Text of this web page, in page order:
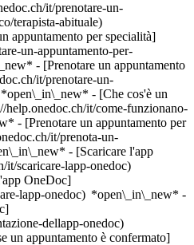
it/prenotare-un-
terapista-abituale)
appuntamento per specialità]
un-appuntamento-per-
- [Prenotare un appuntamento
it/prenotare-un-
- [Che cos'è un
it/come-funzionano-
- [Prenotare un appuntamento per
it/prenota-un-
- [Scaricare l'app
it/scaricare-lapp-onedoc)
OneDoc]
lapp-onedoc) *open\_in\_new* -
dellapp-onedoc)
traditionnelle-chinoise) Route de Taillepied 5 1095 Lutry ![Icona paziente con segno più che indica che il professionista accetta nuovi pazienti](https://www.onedoc.ch/assets/images/icons/new-patients.svg)Accetta nuovi pazienti [Prenota un appuntamento](https://www.onedoc.ch/it/fisioterapista/lutry/pc4ir/julian-comune) Competenze:[Riabilitazione muscolo-scheletrica](https://www.onedoc.ch/it/riabilitazione-muscolo-scheletrica/lutry), [Terapia manuale](https://www.onedoc.ch/it/terapia-manuale/lutry), [Monitoraggio dello sportivo](https://www.onedoc.ch/it/monitoraggio-dello-sportivo/lutry), [Recupero sportivo fisioterapico](https://www.onedoc.ch/it/recupero-sportivo-fisioterapico/lutry), [Analisi della corsa](https://www.onedoc.ch/it/analisi-della-corsa/lutry)Vedi di più *chevron\_left* mar 04 ago *chevron\_right* Vedi più appuntamenti *error\_outline* Si è verificato un errore durante il caricamento della disponibilità [Riprova](https://www.onedoc.ch) Competenze:[Riabilitazione muscolo-scheletrica](https://www.onedoc.ch/it/riabilitazione-muscolo-scheletrica/lutry), [Terapia manuale](https://www.onedoc.ch/it/terapia-manuale/lutry), [Monitoraggio dello sportivo](https://www.onedoc.ch/it/monitoraggio-dello-sportivo/lutry), [Recupero sportivo fisioterapico](https://www.onedoc.ch/it/recupero-sportivo-fisioterapico/lutry), [Analisi della corsa](https://www.onedoc.ch/it/analisi-della-corsa/lutry)Vedi di più [![Sig. Philip Vertesi, agopuntore a Lutry](https://assets.onedoc.ch/images/users/5352a4002197e3f2b84d4f7b609de5a19be31d5aae5f4d21193446bea038a3bf-small.jpg "Sig. Philip Vertesi, agopuntore a Lutry")](https://www.onedoc.ch/it/agopuntore/lutry/pcmxn/philip-vertesi) ### [Sig. Philip Vertesi](https://www.onedoc.ch/it/agopuntore/lutry/pcmxn/philip-vertesi) ![Badge che indica un profilo verificato](https://www.onedoc.ch/assets/images/icons/checkmark.svg) [Agopuntore](https://www.onedoc.ch/it/agopuntore/lutry), Fisioterapista [Shen Acupuncture/ Physiothérapie et Médecine Traditionnelle Chinoise](https://www.onedoc.ch/it/studio-medico-associato/lutry/e75t/shen-acupuncture-physiotherapie-et-medecine-traditionnelle-chinoise) Route de Taillepied 5 1095 Lutry ![Sig. Philip Vertesi è affiliato alla rete ASCA](https://assets.onedoc.ch/images/networks/logos/496d325fd4282f2f0a46197dd629fd16fcd2d324839e441a2a65aaa74df08a15-small.png)![Sig. Philip Vertesi è affiliato alla rete RME](https://assets.onedoc.ch/images/networks/logos/a202aabd14cdddb5ff03205af2481fb805645ff903773c55a6c572d22f23762e-small.png) ![Icona paziente con segno più che indica che il professionista accetta nuovi pazienti](https://www.onedoc.ch/assets/images/icons/new-patients.svg)Accetta nuovi pazienti [Prenota un appuntamento](https://www.onedoc.ch/it/agopuntore/lutry/pcmxn/philip-vertesi) *chevron\_left* mar 04 ago *chevron\_right* Vedi più appuntamenti *error\_outline* Si è verificato un errore durante il caricamento della disponibilità [Riprova](https://www.onedoc.ch) [![Sig.ra Marilu Letteriello, fisioterapista a Lutry](https://assets.onedoc.ch/images/users/fdbcfb8d447657353c4532e30d5d47d01a8524a87e8379aad4f3101fa4d45370-small.jpg "Sig.ra Marilu Letteriello, fisioterapista a Lutry")](https://www.onedoc.ch/it/fisioterapista/lutry/pc2w4/marilu-letteriello) ### [Sig.ra Marilu Letteriello](https://www.onedoc.ch/it/fisioterapista/lutry/pc2w4/marilu-letteriello) ![Badge che indica un profilo verificato](https://www.onedoc.ch/assets/images/icons/checkmark.svg) Fisioterapista Cabinet de Marilu Letteriello Chemin de Burquenet 17 1095 Lutry ![Icona paziente con segno più che indica che il professionista accetta nuovi pazienti](https://www.onedoc.ch/assets/images/icons/new-patients.svg)Accetta nuovi pazienti [Prenota un appuntamento](https://www.onedoc.ch/it/fisioterapista/lutry/pc2w4/marilu-letteriello) Competenze:[Riabilitazione del perineo | Riabilitazione post-partum | riabilitazione genitourinaria](https://www.onedoc.ch/it/riabilitazione-del-perineo-riabilitazione-post-partum-riabilitazione-genitourinaria/lutry)Vedi di più *chevron\_left* mar 04 ago *chevron\_right* Vedi più appuntamenti *error\_outline* Si è verificato un errore durante il caricamento della disponibilità [Riprova](https://www.onedoc.ch) Competenze:[Riabilitazione del perineo | Riabilitazione post-partum | riabilitazione genitourinaria](https://www.onedoc.ch/it/riabilitazione-del-perineo-riabilitazione-post-partum-riabilitazione-genitourinaria/lutry)Vedi di più ## __Fisioterapisti__: altri specialisti sono disponibili online nei pressi di __Lutry__ [![Sig.ra Eline Volders, fisioterapista a Paudex](https://assets.onedoc.ch/images/users/38d0b00c5ba97d373f0f44a45ff4e18fccdae58ed468a2f19e9cde5ec1e3c751-small.png "Sig.ra Eline Volders, fisioterapista a Paudex")](https://www.onedoc.ch/it/fisioterapista/paudex/pc3j0/eline-volders) ### [Sig.ra Eline Volders](https://www.onedoc.ch/it/fisioterapista/paudex/pc3j0/eline-volders) ![Badge che indica un profilo verificato](https://www.onedoc.ch/assets/images/icons/checkmark.svg) [Fisioterapista](https://www.onedoc.ch/it/fisioterapista/paudex) [ProMove santé physiothérapie](https://www.onedoc.ch/it/studio-fisioterapico/paudex/ebe50/promove-sante-physiotherapie) Chemin de la Charrettaz 6 1094 Paudex ![Icona paziente con segno più che indica che il professionista accetta nuovi pazienti](https://www.onedoc.ch/assets/images/icons/new-patients.svg)Accetta nuovi pazienti [Prenota un appuntamento](https://www.onedoc.ch/it/fisioterapista/paudex/pc3j0/eline-volders) Competenze:[Artrosi](https://www.onedoc.ch/it/artrosi/paudex), [Strappi muscolari e dei legamenti](https://www.onedoc.ch/it/strappi-muscolari-e-dei-legamenti/paudex), [Reumatismo](https://www.onedoc.ch/it/reumatismo/paudex), [Recupero sportivo fisioterapico](https://www.onedoc.ch/it/recupero-sportivo-fisioterapico/paudex), [Tendinite](https://www.onedoc.ch/it/tendinite/paudex), [Scoliosi](https://www.onedoc.ch/it/scoliosi/paudex), [Terapia con onde d'urto](https://www.onedoc.ch/it/terapia-con-onde-d-urto/paudex)Vedi di più Competenze:[Artrosi](https://www.onedoc.ch/it/artrosi/paudex), [Strappi muscolari e dei legamenti](https://www.onedoc.ch/it/strappi-muscolari-e-dei-legamenti/paudex), [Reumatismo](https://www.onedoc.ch/it/reumatismo/paudex), [Recupero sportivo fisioterapico](https://www.onedoc.ch/it/recupero-sportivo-fisioterapico/paudex), [Tendinite](https://www.onedoc.ch/it/tendinite/paudex), [Scoliosi](https://www.onedoc.ch/it/scoliosi/paudex), [Terapia con onde d'urto](https://www.onedoc.ch/it/terapia-con-onde-d-urto/paudex)Vedi di più [![Sig. Alexandre Kaspar, fisioterapista a Paudex](https://www.onedoc.ch/assets/images/male.png "Sig. Alexandre Kaspar, fisioterapista a Paudex")](https://www.onedoc.ch/it/fisioterapista/paudex/pcyce/alexandre-kaspar) ### [Sig. Alexandre Kaspar](https://www.onedoc.ch/it/fisioterapista/paudex/pcyce/alexandre-kaspar) [Fisioterapista](https://www.onedoc.ch/it/fisioterapista/paudex) Paudex - NOVA Santé Intégrée Route du Simp